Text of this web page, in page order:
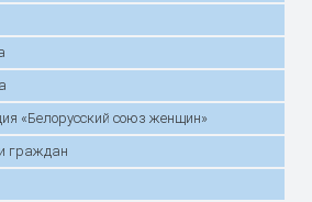
«Белорусский союз женщин»
граждан